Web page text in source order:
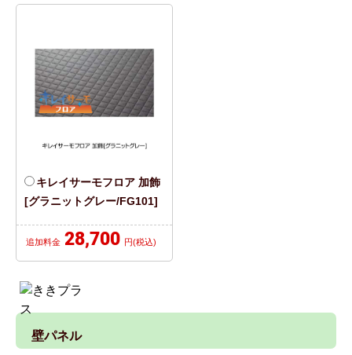
キレイサーモフロア 加飾
[グラニットグレー/FG101]
追加料金 28,700 円(税込)
壁パネル